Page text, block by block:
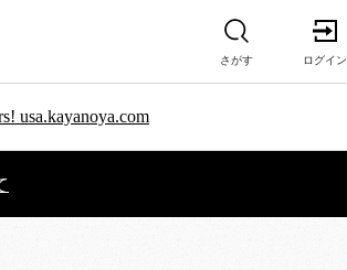
さがす ログイン
usa.kayanoya.com